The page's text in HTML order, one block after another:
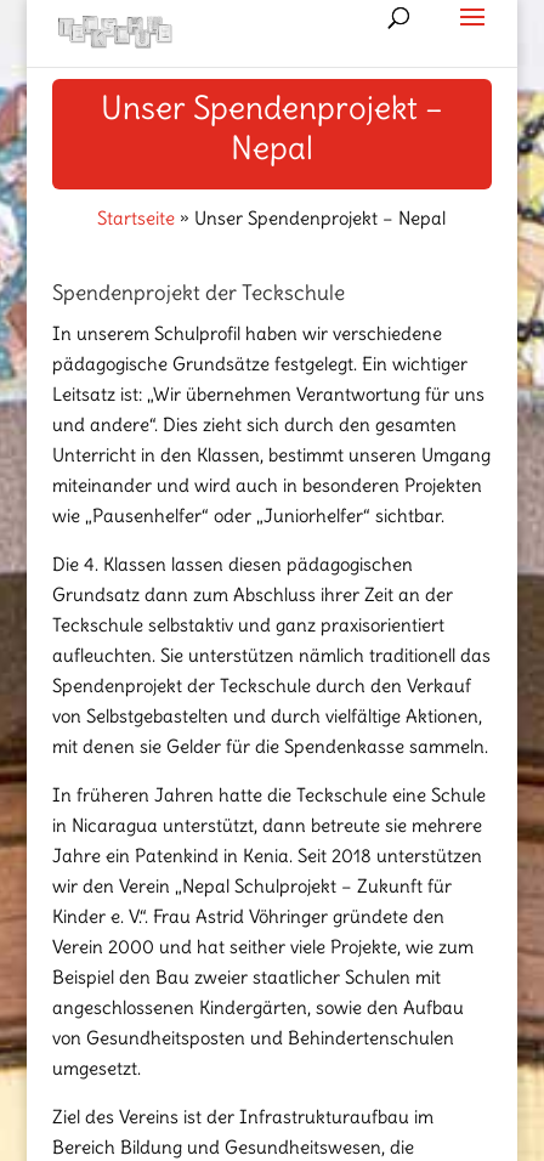
Unser Spendenprojekt –
Nepal
Startseite » Unser Spendenprojekt – Nepal
Spendenprojekt der Teckschule
In unserem Schulprofil haben wir verschiedene
pädagogische Grundsätze festgelegt. Ein wichtiger
Leitsatz ist: „Wir übernehmen Verantwortung für uns
und andere“. Dies zieht sich durch den gesamten
Unterricht in den Klassen, bestimmt unseren Umgang
miteinander und wird auch in besonderen Projekten
wie „Pausenhelfer“ oder „Juniorhelfer“ sichtbar.
Die 4. Klassen lassen diesen pädagogischen
Grundsatz dann zum Abschluss ihrer Zeit an der
Teckschule selbstaktiv und ganz praxisorientiert
aufleuchten. Sie unterstützen nämlich traditionell das
Spendenprojekt der Teckschule durch den Verkauf
von Selbstgebastelten und durch vielfältige Aktionen,
mit denen sie Gelder für die Spendenkasse sammeln.
In früheren Jahren hatte die Teckschule eine Schule
in Nicaragua unterstützt, dann betreute sie mehrere
Jahre ein Patenkind in Kenia. Seit 2018 unterstützen
wir den Verein „Nepal Schulprojekt – Zukunft für
Kinder e. V.“. Frau Astrid Vöhringer gründete den
Verein 2000 und hat seither viele Projekte, wie zum
Beispiel den Bau zweier staatlicher Schulen mit
angeschlossenen Kindergärten, sowie den Aufbau
von Gesundheitsposten und Behindertenschulen
umgesetzt.
Ziel des Vereins ist der Infrastrukturaufbau im
Bereich Bildung und Gesundheitswesen, die